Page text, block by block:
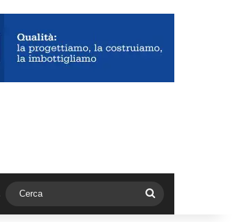
il carrello
Cambia aspetto